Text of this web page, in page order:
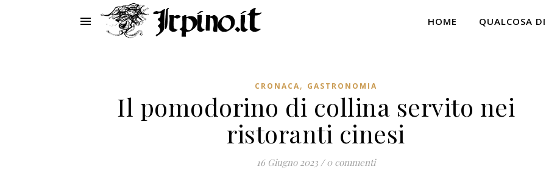
HOME QUALCOSA
CRONACA, GASTRONOMIA
Il pomodorino di collina servito nei
ristoranti cinesi
16 Giugno 2023 / 0 commenti